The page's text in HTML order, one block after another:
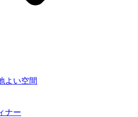
よい空間
ナー